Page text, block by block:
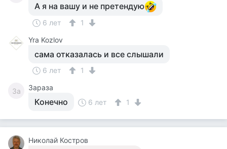
А я на вашу и не претендую
6 лет
1
Yra Kozlov
сама отказалась и все слышали
6 лет 1
За Зараза
Конечно 6 лет 1
Николай Костров